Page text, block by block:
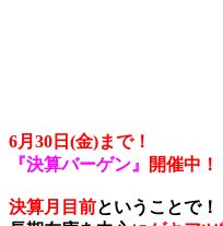
6月30日(金)まで！
『決算バーゲン』
開催中！
決算月目前ということで！